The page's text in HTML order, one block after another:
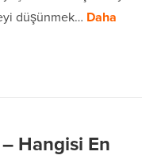
düşünmek… Daha
Hangisi En